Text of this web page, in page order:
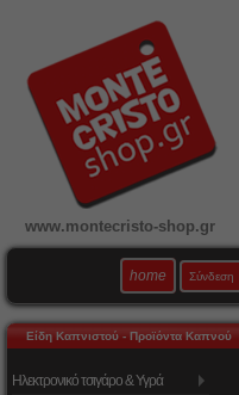
www.montecristo-shop.gr
home Σύνδεση
Είδη Καπνιστού - Προϊόντα Καπνού
Ηλεκτρονικό τσιγάρο & Υγρά